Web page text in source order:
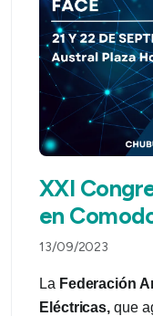
XXI
en
13/09/2023
La Federación
Eléctricas, que